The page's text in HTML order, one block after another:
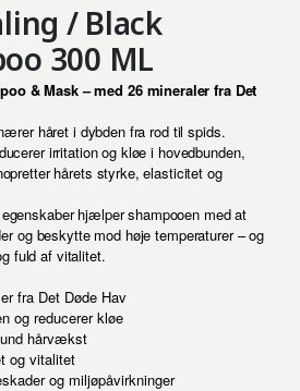
/ Black
300 ML
& Mask – med 26 mineraler fra Det
håret i dybden fra rod til spids.
irritation og kløe i hovedbunden,
hårets styrke, elasticitet og
hjælper shampooen med at
og beskytte mod høje temperaturer – og
fuld af vitalitet.
fra Det Døde Hav
og reducerer kløe
hårvækst
og vitalitet
og miljøpåvirkninger